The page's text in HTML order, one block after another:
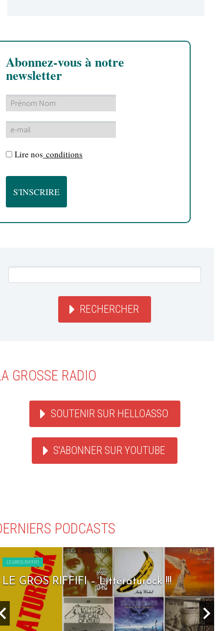
Abonnez-vous à notre
newsletter
Lire nos conditions
RECHERCHER
GROSSE RADIO
SOUTENIR SUR HELLOASSO
S'ABONNER SUR YOUTUBE
PODCASTS
LE GROS RIFFIFI
LE GROS RIFFIFI – Littératurock !!!